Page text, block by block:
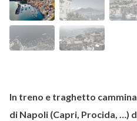
In treno e traghetto
di Napoli (Capri, Procida, …)